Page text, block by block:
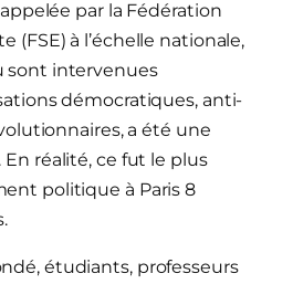
par la Fédération
(FSE) à l’échelle nationale,
sont intervenues
démocratiques, anti-
a été une
réalité, ce fut le plus
politique à Paris 8
étudiants, professeurs